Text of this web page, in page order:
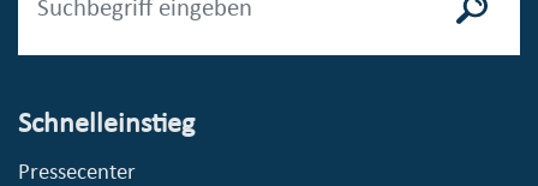
Schnelleinstieg
Pressecenter